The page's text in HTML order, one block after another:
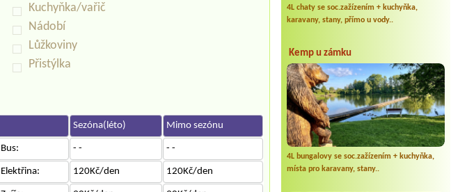
4L chaty se soc.zažízením + kuchyňka,
karavany, stany, přímo u vody..
Kemp u zámku
4L bungalovy se soc.zažízením + kuchyňka,
místa pro karavany, stany..
Kuchyňka/vařič
Nádobí
Lůžkoviny
Přistýlka
Sezóna(léto) Mimo sezónu
Bus: - - - -
Elektřina: 120Kč/den 120Kč/den